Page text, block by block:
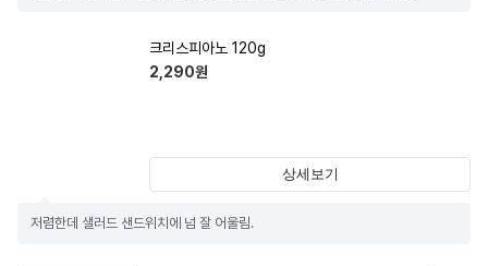
크리스피아노 120g
2,290원
상세보기
저렴한데 샐러드 샌드위치에 넘 잘 어울림.